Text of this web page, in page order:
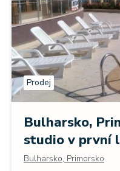
Prodej
Bulharsko,
studio v první
Bulharsko, Primorsko